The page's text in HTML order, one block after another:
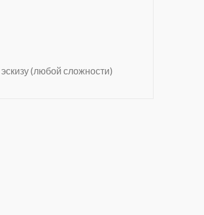
(любой сложности)